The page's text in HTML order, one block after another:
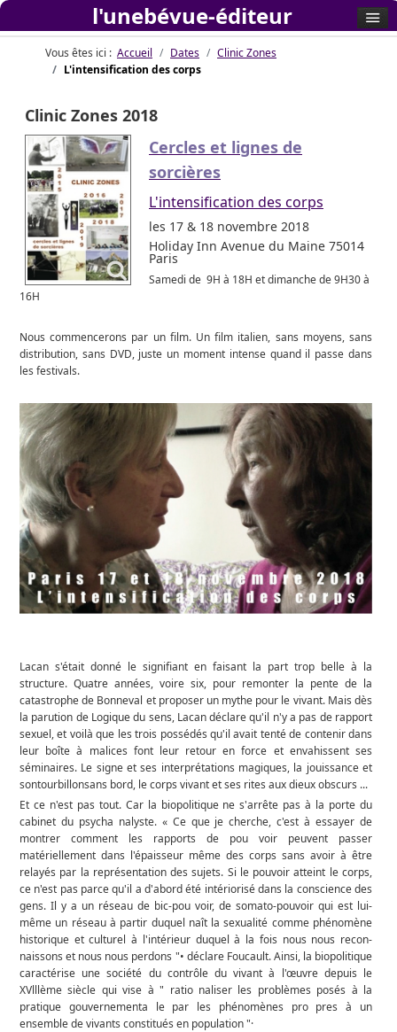
Vous êtes ici : Accueil Dates
Clinic Zones
L'intensification des corps
Clinic Zones 2018
Cercles et lignes de
sorcières
L'intensification des corps
les 17 & 18 novembre 2018
Holiday Inn Avenue du Maine 75014
Paris
Samedi de 9H à 18H et dimanche de 9H30 à
16H
Nous commencerons par un film. Un film italien, sans moyens, sans
distribution, sans DVD, juste un moment intense quand il passe dans
les festivals.
Lacan s'était donné le signifiant en faisant la part trop belle à la
structure. Quatre années, voire six, pour remonter la pente de la
catastrophe de Bonneval et proposer un mythe pour le vivant. Mais dès
la parution de Logique du sens, Lacan déclare qu'il n'y a pas de rapport
sexuel, et voilà que les trois possédés qu'il avait tenté de contenir dans
leur boîte à malices font leur retour en force et envahissent ses
séminaires. Le signe et ses interprétations magiques, la jouissance et
sontourbillonsans bord, le corps vivant et ses rites aux dieux obscurs ...
Et ce n'est pas tout. Car la biopolitique ne s'arrête pas à la porte du
cabinet du psycha­ nalyste. « Ce que je cherche, c'est à essayer de
montrer comment les rapports de pou­ voir peuvent passer
matériellement dans l'épaisseur même des corps sans avoir à être
relayés par la représentation des sujets. Si le pouvoir atteint le corps,
ce n'est pas parce qu'il a d'abord été intériorisé dans la conscience des
gens. Il y a un réseau de bic-pou­ voir, de somato-pouvoir qui est lui-
même un réseau à partir duquel naît la sexualité comme phénomène
historique et culturel à l'intérieur duquel à la fois nous nous recon­
naissons et nous nous perdons "• déclare Foucault. Ainsi, la biopolitique
caractérise une société du contrôle du vivant à l'œuvre depuis le
XVlllème siècle qui vise à " ratio­ naliser les problèmes posés à la
pratique gouvernementa le par les phénomènes pro­ pres à un
ensemble de vivants constitués en population "·
l'unebévue-éditeur